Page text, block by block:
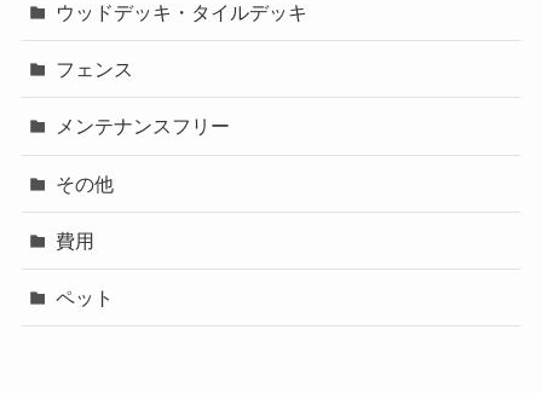
ウッドデッキ・タイルデッキ
フェンス
メンテナンスフリー
その他
費用
ペット